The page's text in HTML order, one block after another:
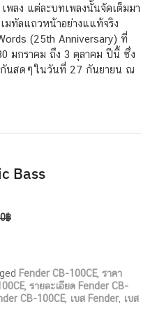
พลง แต่ละบทเพลงนั้นจัดเต็มมา
มทัลแถวหน้าอย่างแแท้จริง
(25th Anniversary) ที่
มกราคม ถึง 3 ตุลาคม ปีนี้ ซึ่ง
กันสดๆในวันที่ 27 กันยายน ณ
Bass
฿
Fender CB-100CE, ราคา
, รายละเอียด Fender CB-
CB-100CE, เบส Fender เบส